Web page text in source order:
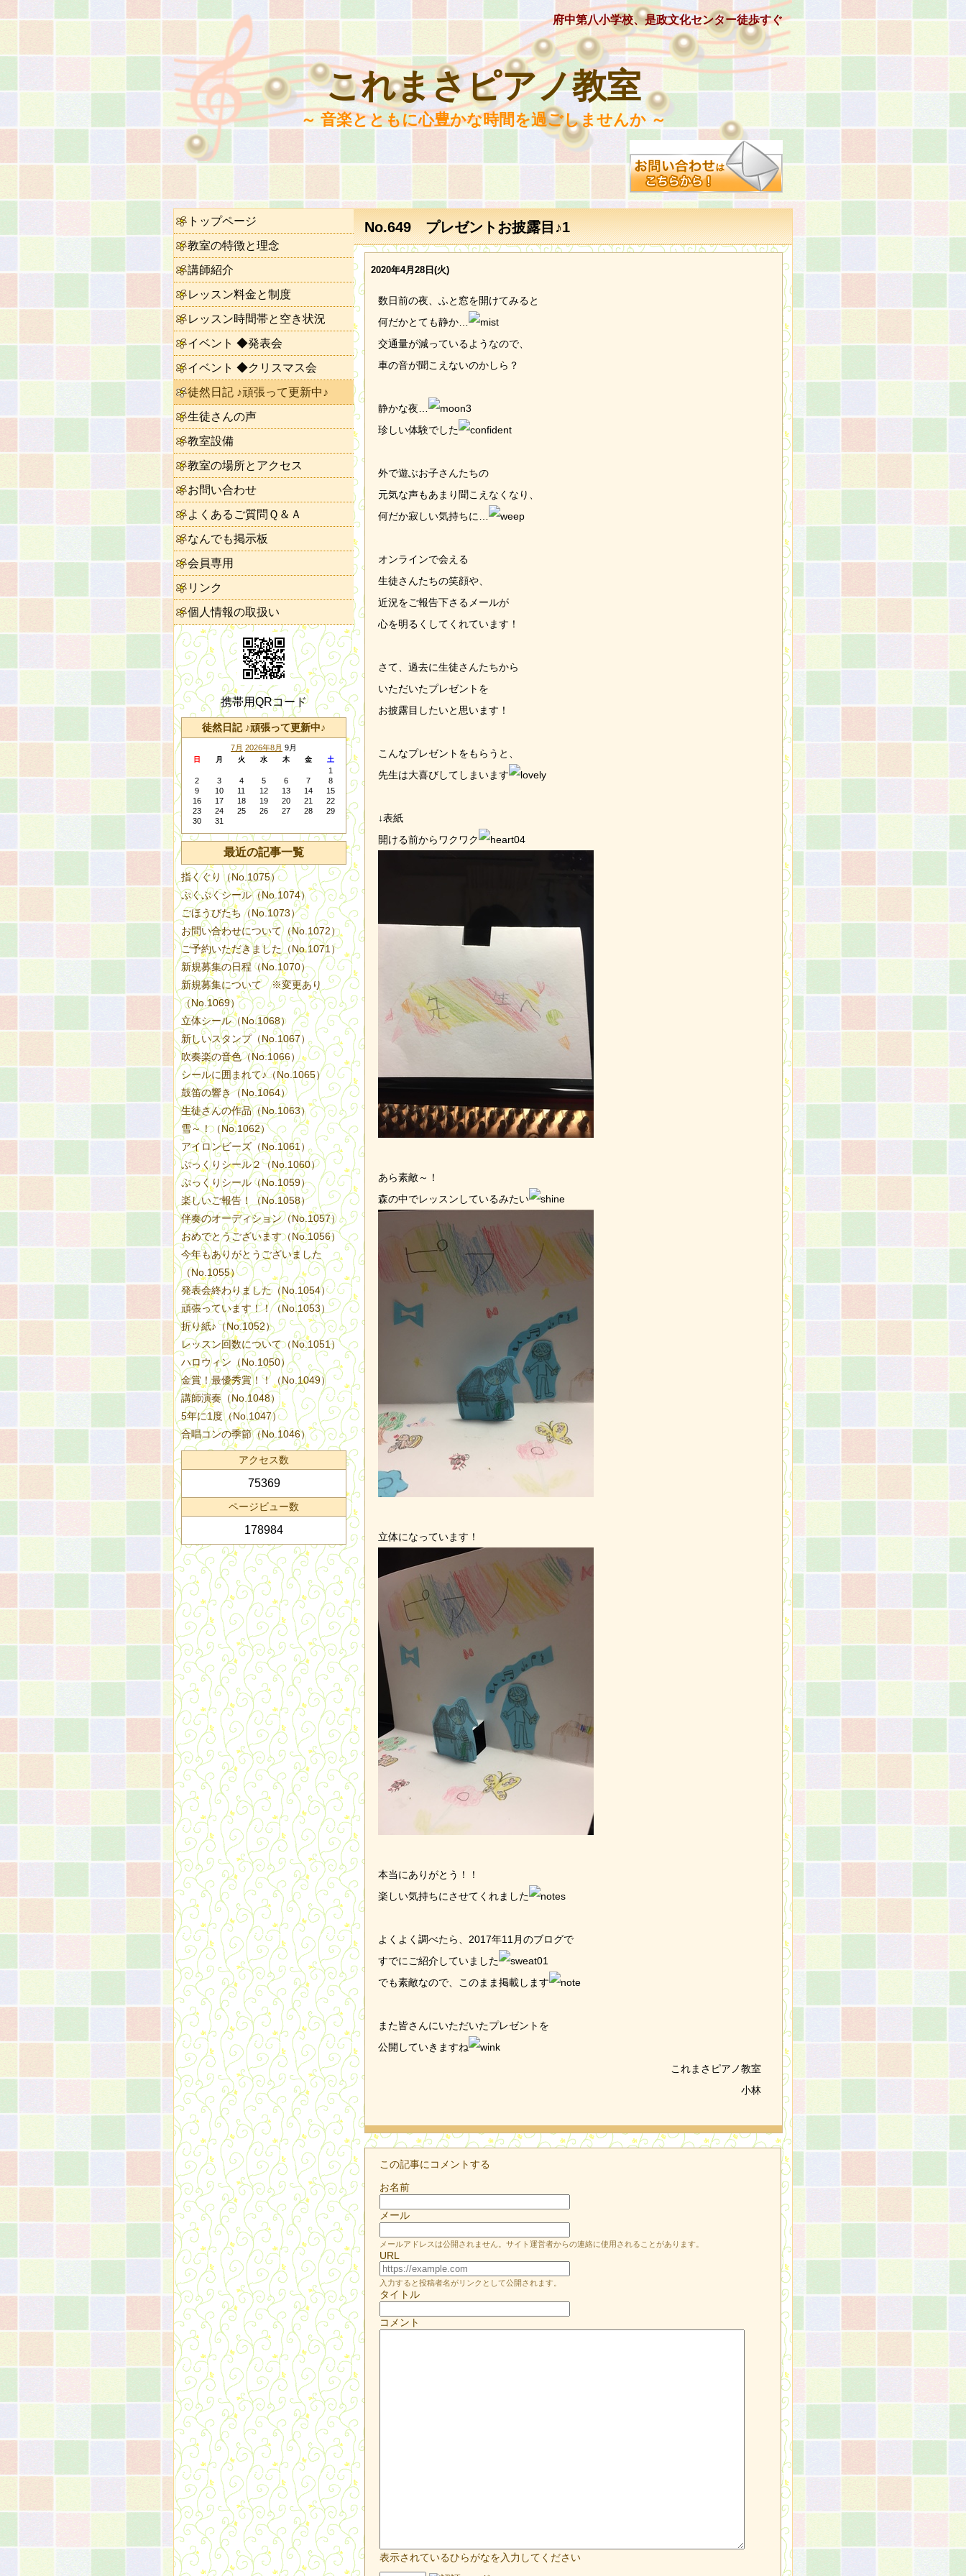
府中第八小学校、是政文化センター徒歩すぐ
これまさピアノ教室
～ 音楽とともに心豊かな時間を過ごしませんか ～
No.649 プレゼントお披露目♪1
2020年4月28日(火)
数日前の夜、ふと窓を開けてみると
何だかとても静か…
交通量が減っているようなので、
車の音が聞こえないのかしら？
静かな夜…
珍しい体験でした
外で遊ぶお子さんたちの
元気な声もあまり聞こえなくなり、
何だか寂しい気持ちに…
オンラインで会える
生徒さんたちの笑顔や、
近況をご報告下さるメールが
心を明るくしてくれています！
さて、過去に生徒さんたちから
いただいたプレゼントを
お披露目したいと思います！
こんなプレゼントをもらうと、
先生は大喜びしてしまいます
↓表紙
開ける前からワクワク
あら素敵～！
森の中でレッスンしているみたい
立体になっています！
本当にありがとう！！
楽しい気持ちにさせてくれました
よくよく調べたら、2017年11月のブログで
すでにご紹介していました
でも素敵なので、このまま掲載します
また皆さんにいただいたプレゼントを
公開していきますね
これまさピアノ教室
小林
この記事にコメントする
お名前
メール
メールアドレスは公開されません。サイト運営者からの連絡に使用されることがあります。
URL
入力すると投稿者名がリンクとして公開されます。
タイトル
コメント
表示されているひらがなを入力してください
トップページ
教室の特徴と理念
講師紹介
レッスン料金と制度
レッスン時間帯と空き状況
イベント ◆発表会
イベント ◆クリスマス会
徒然日記 ♪頑張って更新中♪
生徒さんの声
教室設備
教室の場所とアクセス
お問い合わせ
よくあるご質問Ｑ＆Ａ
なんでも掲示板
会員専用
リンク
個人情報の取扱い
携帯用QRコード
徒然日記 ♪頑張って更新中♪
7月 2026年8月 9月
日 月 火 水 木 金 土
1
2
3 4 5 6 7
8
9
10 11 12 13 14
15
16
17 18 19 20 21
22
23
24 25 26 27 28
29
30
31
最近の記事一覧
指くぐり（No.1075）
ぷくぷくシール（No.1074）
ごほうびたち（No.1073）
お問い合わせについて（No.1072）
ご予約いただきました（No.1071）
新規募集の日程（No.1070）
新規募集について ※変更あり
（No.1069）
立体シール（No.1068）
新しいスタンプ（No.1067）
吹奏楽の音色（No.1066）
シールに囲まれて♪（No.1065）
鼓笛の響き（No.1064）
生徒さんの作品（No.1063）
雪～！（No.1062）
アイロンビーズ（No.1061）
ぷっくりシール２（No.1060）
ぷっくりシール（No.1059）
楽しいご報告！（No.1058）
伴奏のオーディション（No.1057）
おめでとうございます（No.1056）
今年もありがとうございました
（No.1055）
発表会終わりました（No.1054）
頑張っています！！（No.1053）
折り紙♪（No.1052）
レッスン回数について（No.1051）
ハロウィン（No.1050）
金賞！最優秀賞！！（No.1049）
講師演奏（No.1048）
5年に1度（No.1047）
合唱コンの季節（No.1046）
アクセス数
75369
ページビュー数
178984